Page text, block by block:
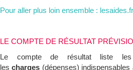
Pour aller plus loin ensemble : lesaides.fr
LE COMPTE DE RÉSULTAT
Le compte de résultat liste
lescharges (dépenses)